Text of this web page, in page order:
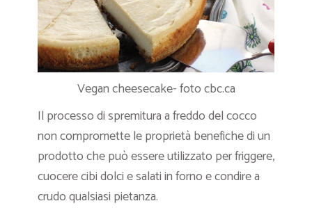
Vegan cheesecake- foto cbc.ca
Il processo di spremitura a freddo del cocco
non compromette le proprietà benefiche di un
prodotto che può essere utilizzato per friggere,
cuocere cibi dolci e salati in forno e condire a
crudo qualsiasi pietanza.